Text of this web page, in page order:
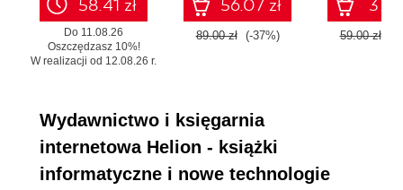
58.41 zł
Do 11.08.26
Oszczędzasz 10%!
W realizacji od 12.08.26 r.
56.07 zł
89.00 zł (-37%) 59.00 zł
Wydawnictwo i księgarnia
internetowa Helion - książki
informatyczne i nowe technologie